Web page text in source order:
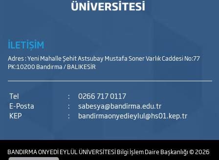
İLETİŞİM
Adres : Yeni Mahalle Şehit Astsubay Mustafa Soner Varlık Caddesi No:77
PK:10200 Bandırma / BALIKESİR
Tel :
0266 717 0117
E-Posta
:
sabesya@bandirma.edu.tr
KEP
: bandirmaonyedieylul@hs01.kep.tr
BANDIRMA ONYEDİ EYLÜL ÜNİVERSİTESİBilgi İşlem Daire Başkanlığı© 2026